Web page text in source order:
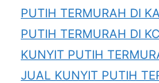
PUTIH TERMURAH DI
PUTIH TERMURAH DI
KUNYIT PUTIH
JUAL KUNYIT PUTIH